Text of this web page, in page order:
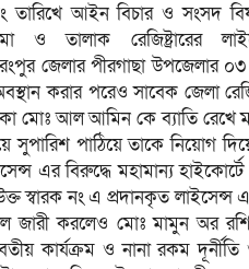
আইন বিচার ও সংসদ
ও তালাক রেজিষ্ট্রারের
জেলার পীরগাছা উপজেলার ০৩
করার পরেও সাবেক জেলা
থাকা মোঃ আল আমিন কে ব্যাতি
পাঠিয়ে তাকে নিয়োগ
এর বিরুদ্ধে মহামান্য
নং এ প্রদানকৃত লাইসেন্স এর
জারী করলেও মোঃ মামুন অর
যাবতীয় কার্যক্রম ও নানা রকম